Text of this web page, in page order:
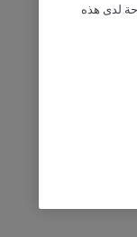
لدى هذه